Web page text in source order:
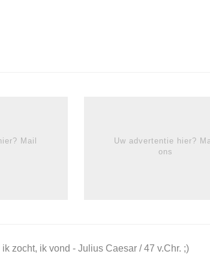
Mail
Uw advertentie hier?
ons
ik zocht, ik vond - Julius Caesar / 47 v.Chr. ;)